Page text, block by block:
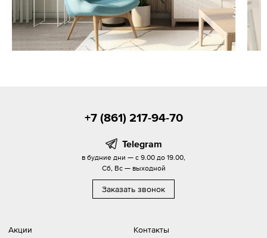
Акции Контакты
+7 (861) 217-94-70
Telegram
в будние дни — с 9.00 до 19.00,
Сб, Вс — выходной
Заказать звонок